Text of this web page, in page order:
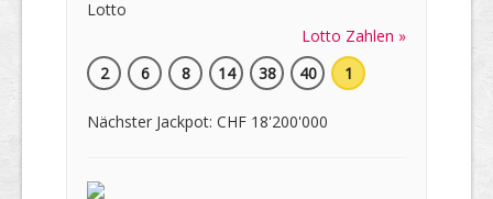
Lotto Zahlen »
2
6 8 14 38 40 1
Nächster Jackpot: CHF 18'200'000